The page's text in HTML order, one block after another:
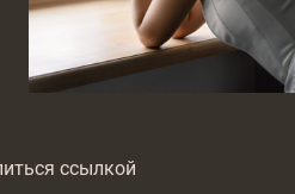
ссылкой